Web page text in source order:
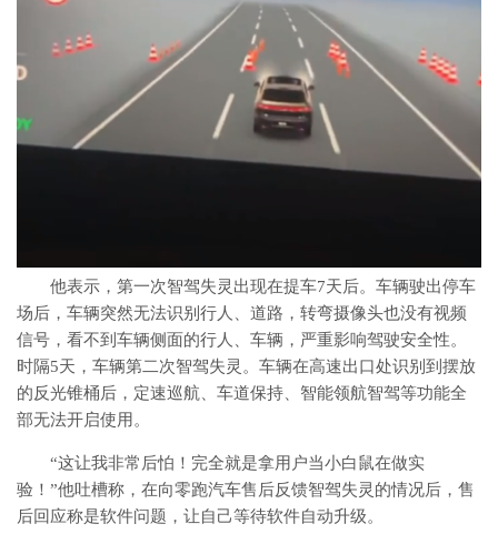
他表示，第一次智驾失灵出现在提车7天后。车辆驶出停车
场后，车辆突然无法识别行人、道路，转弯摄像头也没有视频
信号，看不到车辆侧面的行人、车辆，严重影响驾驶安全性。
时隔5天，车辆第二次智驾失灵。车辆在高速出口处识别到摆放
的反光锥桶后，定速巡航、车道保持、智能领航智驾等功能全
部无法开启使用。
“这让我非常后怕！完全就是拿用户当小白鼠在做实
验！”他吐槽称，在向零跑汽车售后反馈智驾失灵的情况后，售
后回应称是软件问题，让自己等待软件自动升级。